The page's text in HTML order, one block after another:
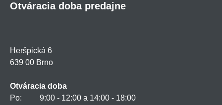
Otváracia doba predajne
Heršpická 6
639 00 Brno
Otváracia doba
Po: 9:00 - 12:00 a 14:00 - 18:00